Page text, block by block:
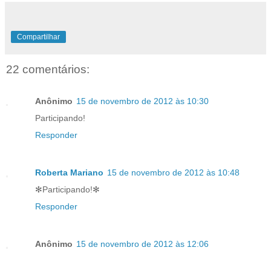
Compartilhar
22 comentários:
Anônimo 15 de novembro de 2012 às 10:30
Participando!
Responder
Roberta Mariano 15 de novembro de 2012 às 10:48
✻Participando!✻
Responder
Anônimo 15 de novembro de 2012 às 12:06